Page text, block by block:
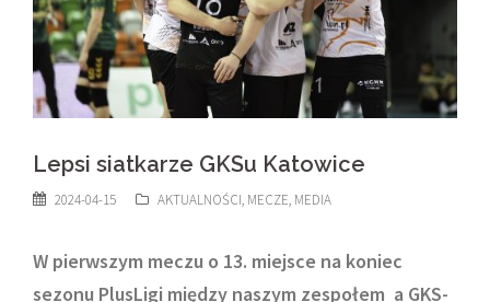
Lepsi siatkarze GKSu Katowice
2024-04-15 AKTUALNOŚCI, MECZE, MEDIA
W pierwszym meczu o 13. miejsce na koniec
sezonu PlusLigi między naszym zespołem a GKS-